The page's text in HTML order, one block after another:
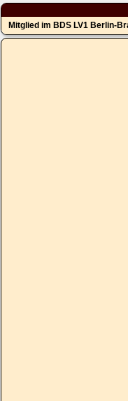
Mitglied im BDS LV1 Berlin-